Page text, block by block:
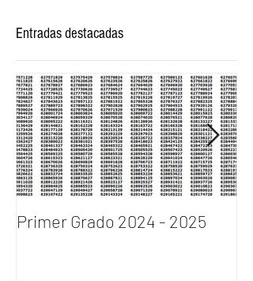
Entradas destacadas
Primer Grado 2024 - 2025